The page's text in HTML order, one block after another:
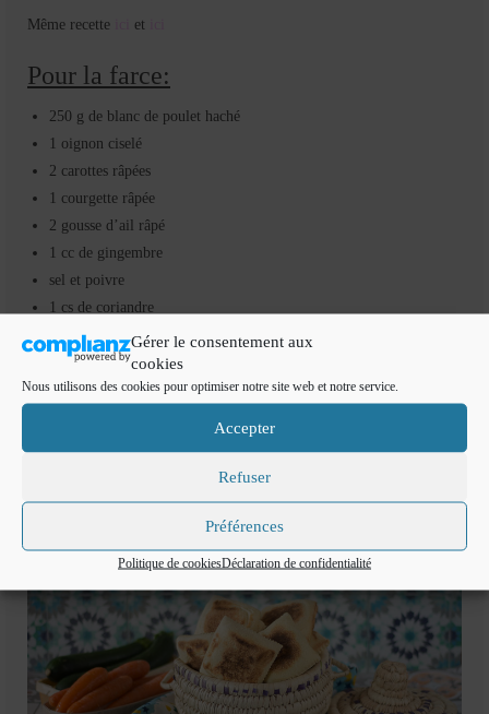
Gérer le consentement aux
cookies
Nous utilisons des cookies pour optimiser notre site web et notre service.
Accepter
Refuser
Préférences
Politique de cookiesDéclaration de confidentialité
Même recette et
Pour la farce:
250 g de blanc de poulet haché
1 oignon ciselé
2 carottes râpées
1 courgette râpée
2 gousse d’ail râpé
1 cc de gingembre
sel et poivre
1 cs de coriandre
1 cs de persil ciselé
huile d’olive
Préparation de la pâte à batbout